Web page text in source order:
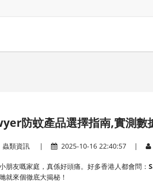
防蚊產品選擇指南,實測數
蟲類資訊 | 2025-10-16 22:40:57 |
朋友嘅家庭，真係好頭痛。好多香港人都會問：​
就來個徹底大揭秘！